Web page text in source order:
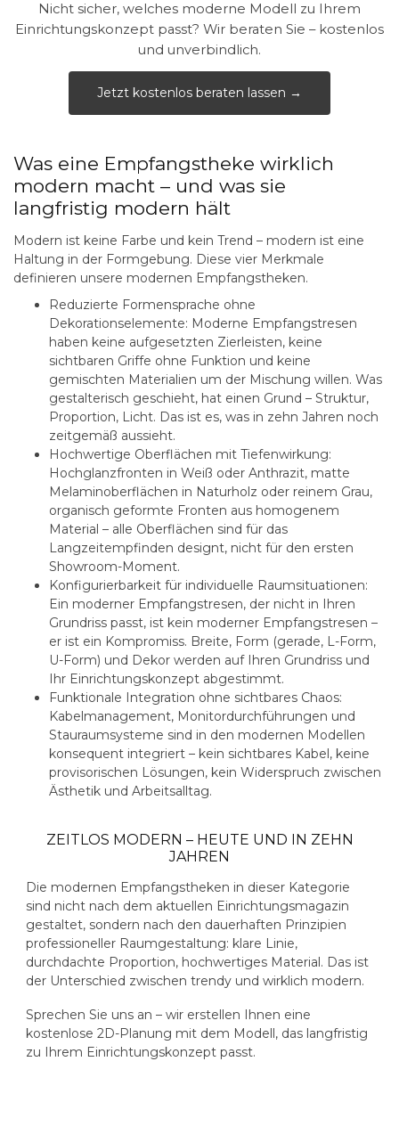
Nicht sicher, welches moderne Modell zu Ihrem
Einrichtungskonzept passt? Wir beraten Sie – kostenlos
und unverbindlich.
Jetzt kostenlos beraten lassen →
Was eine Empfangstheke wirklich
modern macht – und was sie
langfristig modern hält
Modern ist keine Farbe und kein Trend – modern ist eine
Haltung in der Formgebung. Diese vier Merkmale
definieren unsere modernen Empfangstheken.
Reduzierte Formensprache ohne
Dekorationselemente: Moderne Empfangstresen
haben keine aufgesetzten Zierleisten, keine
sichtbaren Griffe ohne Funktion und keine
gemischten Materialien um der Mischung willen. Was
gestalterisch geschieht, hat einen Grund – Struktur,
Proportion, Licht. Das ist es, was in zehn Jahren noch
zeitgemäß aussieht.
Hochwertige Oberflächen mit Tiefenwirkung:
Hochglanzfronten in Weiß oder Anthrazit, matte
Melaminoberflächen in Naturholz oder reinem Grau,
organisch geformte Fronten aus homogenem
Material – alle Oberflächen sind für das
Langzeitempfinden designt, nicht für den ersten
Showroom-Moment.
Konfigurierbarkeit für individuelle Raumsituationen:
Ein moderner Empfangstresen, der nicht in Ihren
Grundriss passt, ist kein moderner Empfangstresen –
er ist ein Kompromiss. Breite, Form (gerade, L-Form,
U-Form) und Dekor werden auf Ihren Grundriss und
Ihr Einrichtungskonzept abgestimmt.
Funktionale Integration ohne sichtbares Chaos:
Kabelmanagement, Monitordurchführungen und
Stauraumsysteme sind in den modernen Modellen
konsequent integriert – kein sichtbares Kabel, keine
provisorischen Lösungen, kein Widerspruch zwischen
Ästhetik und Arbeitsalltag.
ZEITLOS MODERN – HEUTE UND IN ZEHN
JAHREN
Die modernen Empfangstheken in dieser Kategorie
sind nicht nach dem aktuellen Einrichtungsmagazin
gestaltet, sondern nach den dauerhaften Prinzipien
professioneller Raumgestaltung: klare Linie,
durchdachte Proportion, hochwertiges Material. Das ist
der Unterschied zwischen trendy und wirklich modern.
Sprechen Sie uns an – wir erstellen Ihnen eine
kostenlose 2D-Planung mit dem Modell, das langfristig
zu Ihrem Einrichtungskonzept passt.